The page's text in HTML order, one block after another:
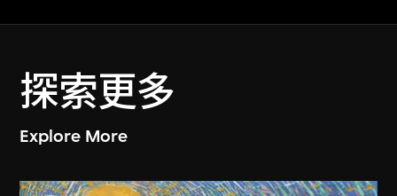
探索更多
Explore More